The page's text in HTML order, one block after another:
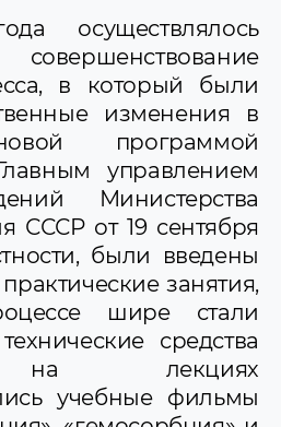
осуществлялось
в который были
изменения в
программой
управлением
Министерства
СССР от 19 сентября
были введены
занятия,
шире стали
средства
на лекциях
учебные фильмы